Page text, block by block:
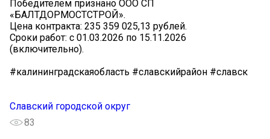
️Победителем признано ООО СП
«БАЛТДОРМОСТСТРОЙ».
️Цена контракта: 235 359 025,13 рублей.
️Сроки работ: с 01.03.2026 по 15.11.2026
(включительно).
#калининградскаяобласть #славскийрайон #славск
Славский городской округ
83